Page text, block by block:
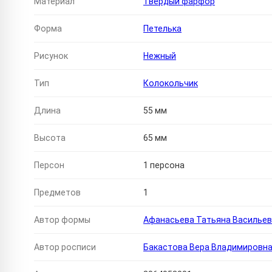
Форма Петелька
Рисунок Нежный
Тип Колокольчик
Длина 55 мм
Высота 65 мм
Персон 1 персона
Предметов 1
Автор формы Афанасьева Татьяна
Автор росписи Бакастова Вера Владимировна